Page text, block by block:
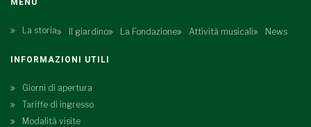
MENU
La storia Il giardino La Fondazione Attività musicali News
INFORMAZIONI UTILI
Giorni di apertura
Tariffe di ingresso
Modalità visite